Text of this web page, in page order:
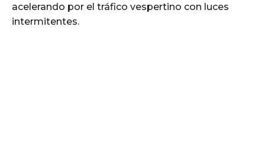
acelerando por el tráfico vespertino con luces
intermitentes.